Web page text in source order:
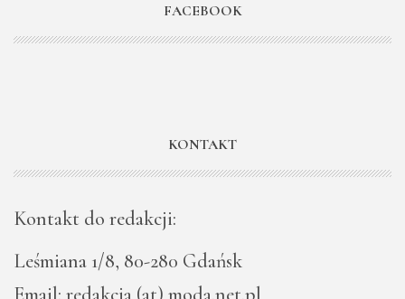
FACEBOOK
KONTAKT
Kontakt do redakcji:
Leśmiana 1/8, 80-280 Gdańsk